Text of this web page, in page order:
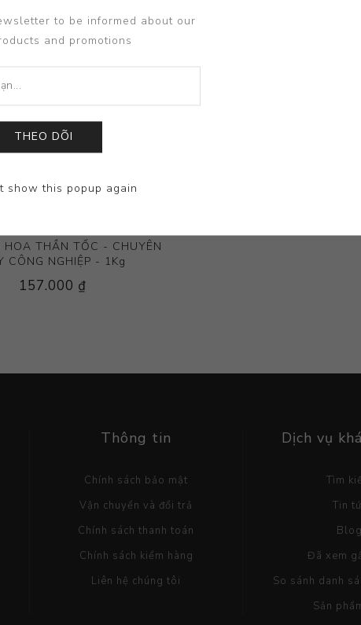
HOA THẦN TỐC - CHUYÊN
CÔNG NGHIỆP - 1Kg
157.000 ₫
Thông tin
Chính sách bảo mật
Vận chuyển và đổi trả
Chính sách thanh toán
Chính sách kiểm hàng
Liên hệ chúng tôi
Dịch vụ
Tìm
Tin
Blog
Đã xem
So sánh danh
Sản
to be informed about our
and promotions
THEO DÕI
show this popup again